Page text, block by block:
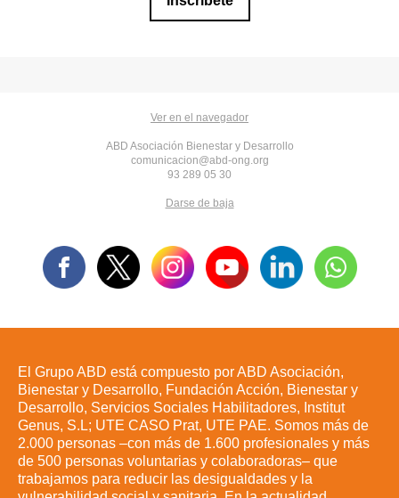
Ver en el navegador
ABD Asociación Bienestar y Desarrollo
comunicacion@abd-ong.org
93 289 05 30
Darse de baja
El Grupo ABD está compuesto por ABD Asociación,
Bienestar y Desarrollo, Fundación Acción, Bienestar y
Desarrollo, Servicios Sociales Habilitadores, Institut
Genus, S.L; UTE CASO Prat, UTE PAE. Somos más de
2.000 personas –con más de 1.600 profesionales y más
de 500 personas voluntarias y colaboradoras– que
trabajamos para reducir las desigualdades y la